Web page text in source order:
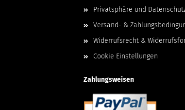
Privatsphäre und
Versand- &
Widerrufsrecht &
Cookie Einstellungen
Zahlungsweisen